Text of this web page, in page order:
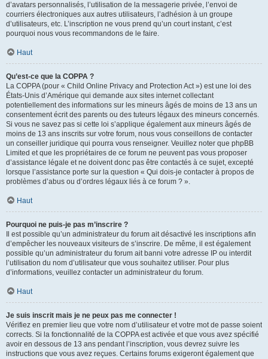
d’avatars personnalisés, l’utilisation de la messagerie privée, l’envoi de
courriers électroniques aux autres utilisateurs, l’adhésion à un groupe
d’utilisateurs, etc. L’inscription ne vous prend qu’un court instant, c’est
pourquoi nous vous recommandons de le faire.
Haut
Qu’est-ce que la COPPA ?
La COPPA (pour « Child Online Privacy and Protection Act ») est une loi des
États-Unis d’Amérique qui demande aux sites internet collectant
potentiellement des informations sur les mineurs âgés de moins de 13 ans un
consentement écrit des parents ou des tuteurs légaux des mineurs concernés.
Si vous ne savez pas si cette loi s’applique également aux mineurs âgés de
moins de 13 ans inscrits sur votre forum, nous vous conseillons de contacter
un conseiller juridique qui pourra vous renseigner. Veuillez noter que phpBB
Limited et que les propriétaires de ce forum ne peuvent pas vous proposer
d’assistance légale et ne doivent donc pas être contactés à ce sujet, excepté
lorsque l’assistance porte sur la question « Qui dois-je contacter à propos de
problèmes d’abus ou d’ordres légaux liés à ce forum ? ».
Haut
Pourquoi ne puis-je pas m’inscrire ?
Il est possible qu’un administrateur du forum ait désactivé les inscriptions afin
d’empêcher les nouveaux visiteurs de s’inscrire. De même, il est également
possible qu’un administrateur du forum ait banni votre adresse IP ou interdit
l’utilisation du nom d’utilisateur que vous souhaitez utiliser. Pour plus
d’informations, veuillez contacter un administrateur du forum.
Haut
Je suis inscrit mais je ne peux pas me connecter !
Vérifiez en premier lieu que votre nom d’utilisateur et votre mot de passe soient
corrects. Si la fonctionnalité de la COPPA est activée et que vous avez spécifié
avoir en dessous de 13 ans pendant l’inscription, vous devrez suivre les
instructions que vous avez reçues. Certains forums exigeront également que